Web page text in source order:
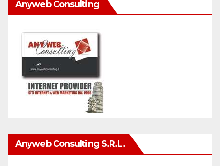
Anyweb Consulting
Anyweb Consulting S.r.L.